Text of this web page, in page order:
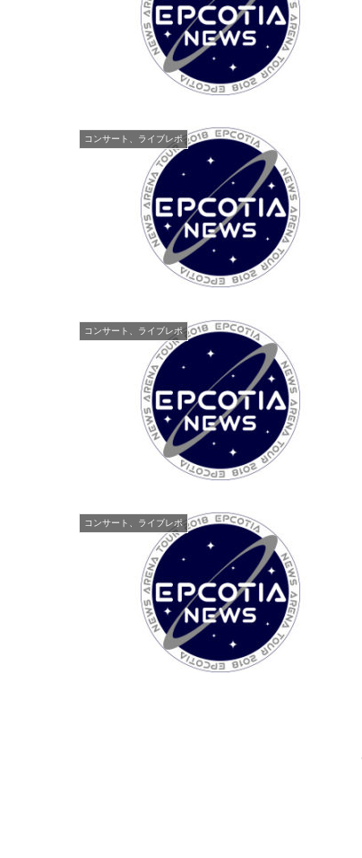
コンサート、ライブレポ
コンサート、ライブレポ
コンサート、ライブレポ